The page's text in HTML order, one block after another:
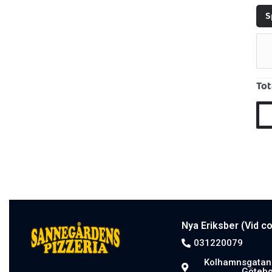
Nya Eriksber (Vid
031220079